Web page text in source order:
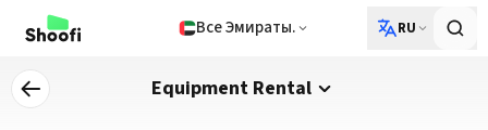
Все Эмираты. RU
Equipment Rental